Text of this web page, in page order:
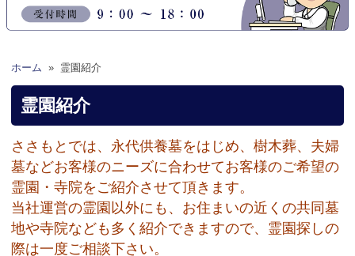
ホーム » 霊園紹介
霊園紹介
ささもとでは、永代供養墓をはじめ、樹木葬、夫婦
墓などお客様のニーズに合わせてお客様のご希望の
霊園・寺院をご紹介させて頂きます。
当社運営の霊園以外にも、お住まいの近くの共同墓
地や寺院なども多く紹介できますので、霊園探しの
際は一度ご相談下さい。